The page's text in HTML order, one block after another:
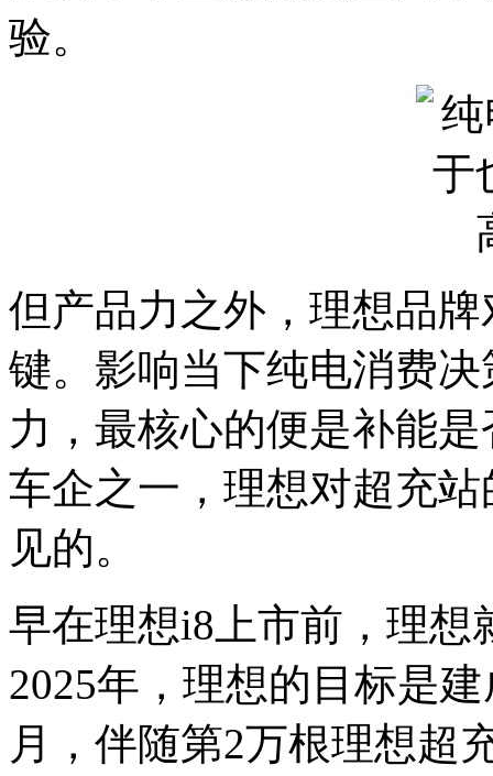
验。
但产品力之外，理想品
键。影响当下纯电消费
力，最核心的便是补能
车企之一，理想对超充
见的。
早在理想i8上市前，理想
2025年，理想的目标是
月，伴随第2万根理想超